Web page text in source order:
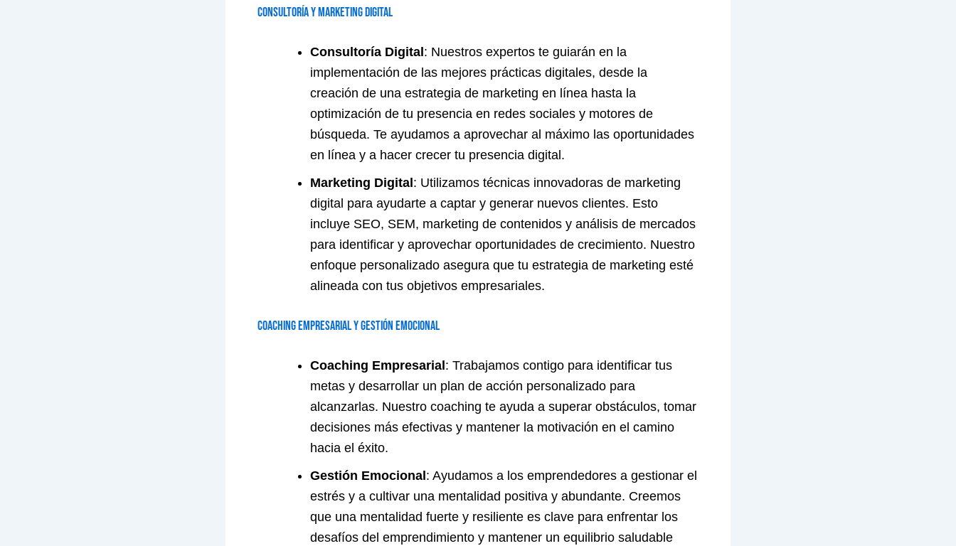
Consultoría y Marketing Digital
Consultoría Digital : Nuestros expertos te guiarán en la
implementación de las mejores prácticas digitales, desde la
creación de una estrategia de marketing en línea hasta la
optimización de tu presencia en redes sociales y motores de
búsqueda. Te ayudamos a aprovechar al máximo las oportunidades
en línea y a hacer crecer tu presencia digital.
Marketing Digital : Utilizamos técnicas innovadoras de marketing
digital para ayudarte a captar y generar nuevos clientes. Esto
incluye SEO, SEM, marketing de contenidos y análisis de mercados
para identificar y aprovechar oportunidades de crecimiento. Nuestro
enfoque personalizado asegura que tu estrategia de marketing esté
alineada con tus objetivos empresariales.
Coaching Empresarial y Gestión Emocional
Coaching Empresarial : Trabajamos contigo para identificar tus
metas y desarrollar un plan de acción personalizado para
alcanzarlas. Nuestro coaching te ayuda a superar obstáculos, tomar
decisiones más efectivas y mantener la motivación en el camino
hacia el éxito.
Gestión Emocional : Ayudamos a los emprendedores a gestionar el
estrés y a cultivar una mentalidad positiva y abundante. Creemos
que una mentalidad fuerte y resiliente es clave para enfrentar los
desafíos del emprendimiento y mantener un equilibrio saludable